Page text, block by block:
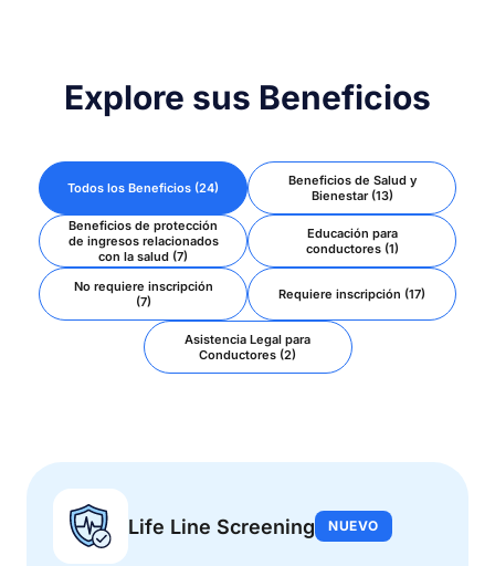
Explore sus Beneficios
Todos los Beneficios (24)
Beneficios de Salud y
Bienestar (13)
Beneficios de protección
de ingresos relacionados
con la salud (7)
Educación para
conductores (1)
No requiere inscripción
(7)
Requiere inscripción (17)
Asistencia Legal para
Conductores (2)
Life Line Screening NUEVO